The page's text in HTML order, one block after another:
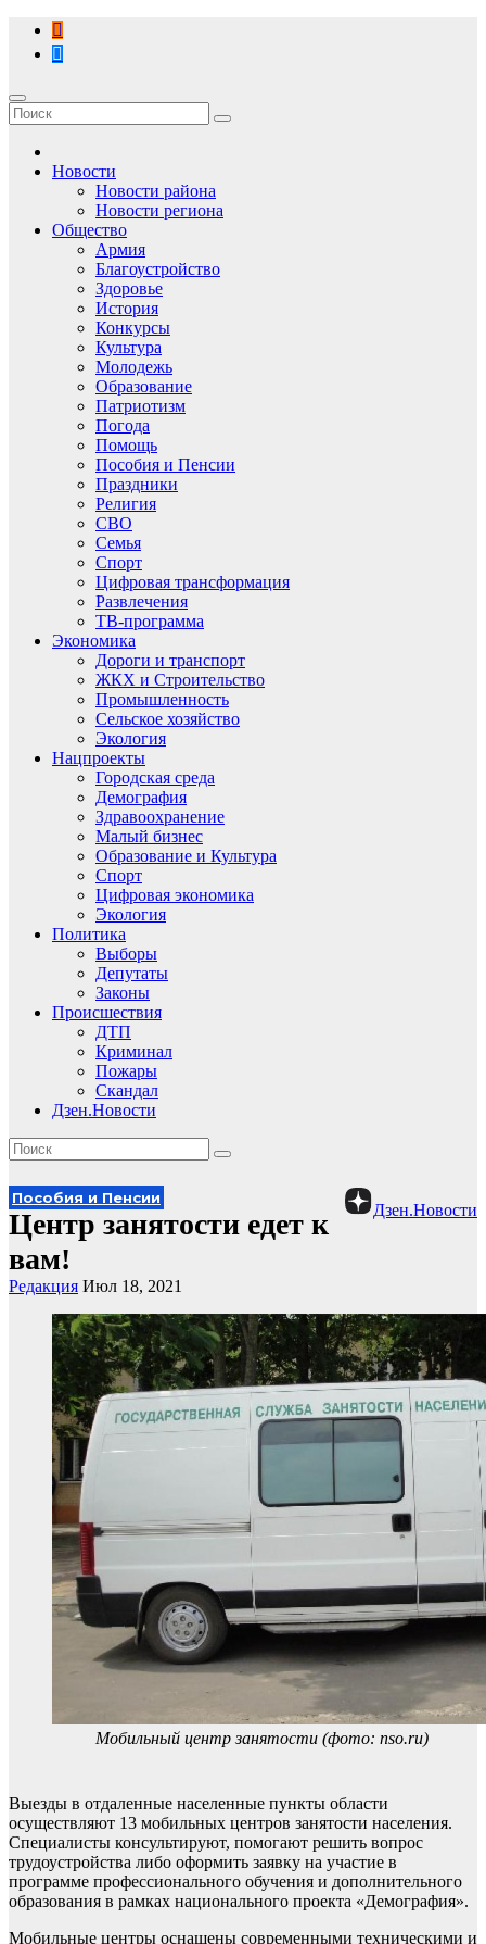
Перейти
содержимому
Новости
Новости района
Новости региона
Общество
Армия
Благоустройство
Здоровье
История
Конкурсы
Культура
Молодежь
Образование
Патриотизм
Погода
Помощь
Пособия и Пенсии
Праздники
Религия
СВО
Семья
Спорт
Цифровая трансформация
Развлечения
ТВ-программа
Экономика
Дороги и транспорт
ЖКХ и Строительство
Промышленность
Сельское хозяйство
Экология
Нацпроекты
Городская среда
Демография
Здравоохранение
Малый бизнес
Образование и Культура
Спорт
Цифровая экономика
Экология
Политика
Выборы
Депутаты
Законы
Происшествия
ДТП
Криминал
Пожары
Скандал
Дзен.Новости
Дзен.Новости
Пособия и Пенсии
Центр занятости едет к
вам!
Редакция Июл 18, 2021
Мобильный центр занятости (фото: nso.ru)
Выезды в отдаленные населенные пункты области
осуществляют 13 мобильных центров занятости населения.
Специалисты консультируют, помогают решить вопрос
трудоустройства либо оформить заявку на участие в
программе профессионального обучения и дополнительного
образования в рамках национального проекта «Демография».
Мобильные центры оснащены современными техническими и